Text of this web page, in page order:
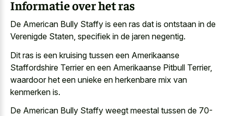
Informatie over het ras
De American Bully Staffy is een ras dat is ontstaan in de
Verenigde Staten, specifiek in de jaren negentig.
Dit ras is een kruising tussen een Amerikaanse
Staffordshire Terrier en een Amerikaanse Pitbull Terrier,
waardoor het een unieke en herkenbare mix van
kenmerken is.
De American Bully Staffy weegt meestal tussen de 70-